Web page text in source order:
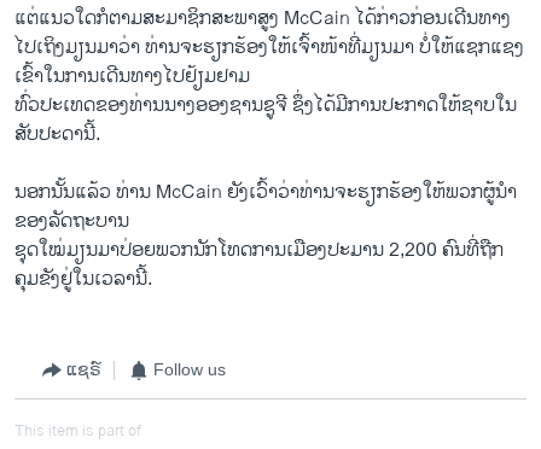
ແຕ່ແນວໃດກໍຕາມສະມາຊິກສະພາສູງ McCain ​ໄດ້ກ່າວກ່ອນເດີນທາງ
ໄປເຖິງມຽນມາວ່າ ທ່ານຈະຮຽກຮ້ອງໃຫ້ເຈົ້າໜ້າທີ່ມຽນມາ ບໍ່ໃຫ້ແຊກແຊງ
ເຂົ້າໃນການເດີນທາງໄປຢ້ຽມຢາມ
ທົ່ວປະເທດຂອງທ່ານນາງອອງຊານຊູຈີ ຊຶ່ງໄດ້ມີການປະກາດໃຫ້ຊາບໃນ
ສັບປະດານີ້.
ນອກນັ້ນແລ້ວ ທ່ານ McCain ຍັງເວົ້າວ່າທ່ານຈະຮຽກຮ້ອງໃຫ້ພວກຜູ້ນຳ
ຂອງລັດຖະບານ
ຊຸດໃໝ່ມຽນມາປ່ອຍພວກນັກໂທດການເມືອງປະມານ 2,200 ຄົນທີ່ຖືກ
ຄຸມຂັງຢູ່ໃນເວລານີ້.
ແຊຣ໌ Follow us
This item is part of